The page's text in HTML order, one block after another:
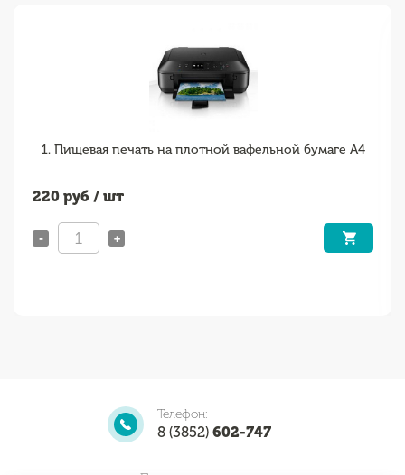
1. Пищевая печать на плотной вафельной бумаге А4
220 руб / шт
- +
Телефон:
8 (3852) 602-747